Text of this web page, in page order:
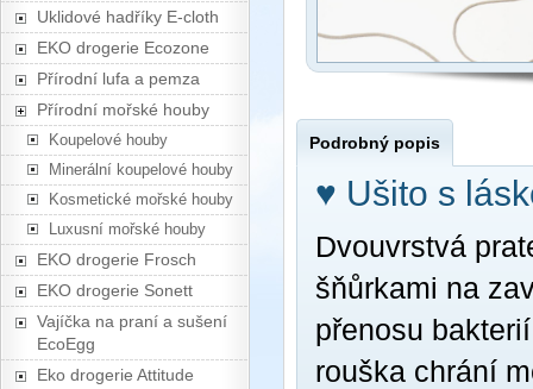
Uklidové hadříky E-cloth
EKO drogerie Ecozone
Přírodní lufa a pemza
Přírodní mořské houby
Koupelové houby
Minerální koupelové houby
Kosmetické mořské houby
Luxusní mořské houby
EKO drogerie Frosch
EKO drogerie Sonett
Vajíčka na praní a sušení
EcoEgg
Eko drogerie Attitude
Podrobný popis
♥ Ušito s
Dvouvrstvá
šňůrkami na
přenosu
rouška chrání